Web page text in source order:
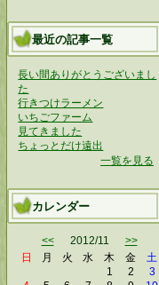
最近の記事一覧
長い間ありがとうございまし
た
行きつけラーメン
いちごファーム
見てきました
ちょっとだけ遠出
一覧を見る
カレンダー
<<2012/11 >>
日
月 火 水 木 金
土
1
2
3